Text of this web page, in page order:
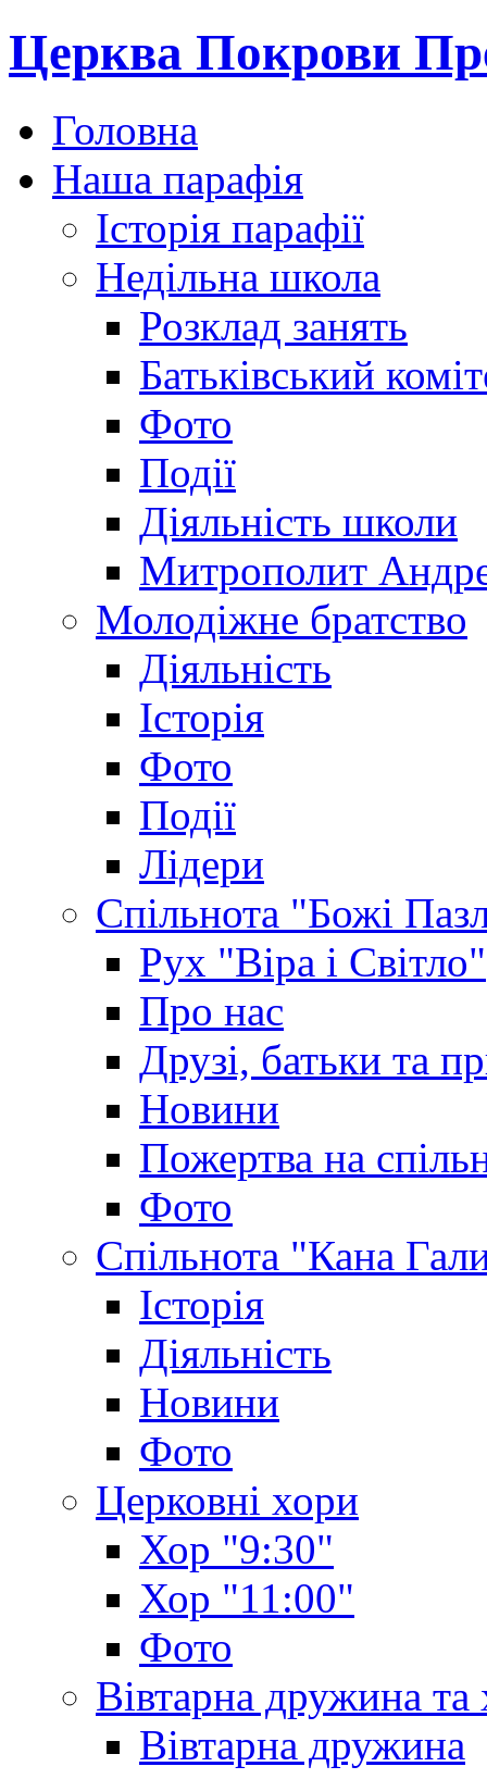
Церква Покрови
Головна
Наша парафія
Історія парафії
Недільна школа
Розклад занять
Батьківський
Фото
Події
Діяльність школи
Митрополит
Молодіжне братство
Діяльність
Історія
Фото
Події
Лідери
Спільнота "Божі
Рух "Віра і Світло"
Про нас
Друзі, батьки та
Новини
Пожертва на
Фото
Спільнота "Кана
Історія
Діяльність
Новини
Фото
Церковні хори
Хор "9:30"
Хор "11:00"
Фото
Вівтарна дружина та
Вівтарна дружина